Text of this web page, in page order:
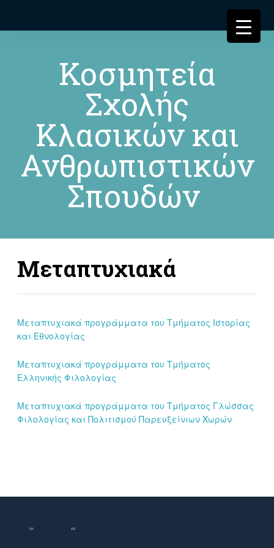
Κοσμητεία
Σχολής
Κλασικών και
Ανθρωπιστικών
Σπουδών
Μεταπτυχιακά
Μεταπτυχιακά προγράμματα του Τμήματος Ιστορίας
και Εθνολογίας
Μεταπτυχιακά προγράμματα του Τμήματος
Ελληνικής Φιλολογίας
Μεταπτυχιακά προγράμματα του Τμήματος Γλώσσας
Φιλολογίας και Πολιτισμού Παρευξείνιων Χωρών